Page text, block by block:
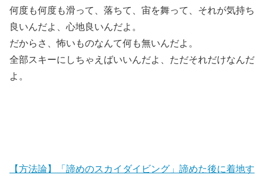
何度も何度も滑って、落ちて、宙を舞って、それが気持ち
良いんだよ、心地良いんだよ。
だからさ、怖いものなんて何も無いんだよ。
全部スキーにしちゃえばいいんだよ、ただそれだけなんだ
よ。
【方法論】「諦めのスカイダイビング」諦めた後に着地す